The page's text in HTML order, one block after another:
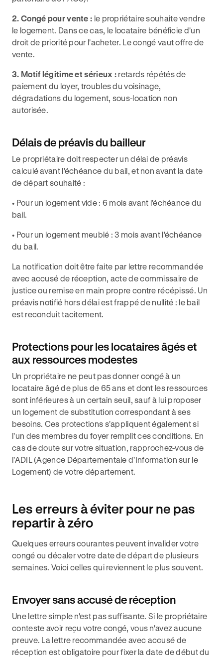
2. Congé pour vente : le propriétaire souhaite vendre
le logement. Dans ce cas, le locataire bénéficie d'un
droit de priorité pour l'acheter. Le congé vaut offre de
vente.
3. Motif légitime et sérieux : retards répétés de
paiement du loyer, troubles du voisinage,
dégradations du logement, sous-location non
autorisée.
Délais de préavis du bailleur
Le propriétaire doit respecter un délai de préavis
calculé avant l'échéance du bail, et non avant la date
de départ souhaité :
• Pour un logement vide : 6 mois avant l'échéance du
bail.
• Pour un logement meublé : 3 mois avant l'échéance
du bail.
La notification doit être faite par lettre recommandée
avec accusé de réception, acte de commissaire de
justice ou remise en main propre contre récépissé. Un
préavis notifié hors délai est frappé de nullité : le bail
est reconduit tacitement.
Protections pour les locataires âgés et
aux ressources modestes
Un propriétaire ne peut pas donner congé à un
locataire âgé de plus de 65 ans et dont les ressources
sont inférieures à un certain seuil, sauf à lui proposer
un logement de substitution correspondant à ses
besoins. Ces protections s'appliquent également si
l'un des membres du foyer remplit ces conditions. En
cas de doute sur votre situation, rapprochez-vous de
l'ADIL (Agence Départementale d'Information sur le
Logement) de votre département.
Les erreurs à éviter pour ne pas
repartir à zéro
Quelques erreurs courantes peuvent invalider votre
congé ou décaler votre date de départ de plusieurs
semaines. Voici celles qui reviennent le plus souvent.
Envoyer sans accusé de réception
Une lettre simple n'est pas suffisante. Si le propriétaire
conteste avoir reçu votre congé, vous n'avez aucune
preuve. La lettre recommandée avec accusé de
réception est obligatoire pour fixer la date de début du